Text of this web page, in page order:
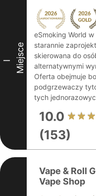
I Miejsce
eSmoking World
starannie
skierowana do
alternatywnymi
Oferta obejmuje
podgrzewaczy
tych
10.0
(153)
Vape & Roll
Vape Shop